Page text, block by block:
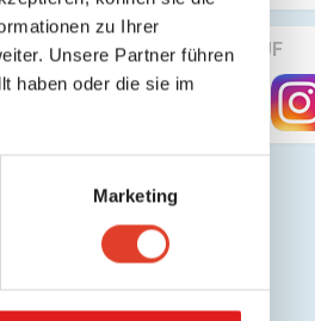
zu Ihrer
Unsere Partner führen
haben oder die sie im
Marketing
FINDE UNS AUF